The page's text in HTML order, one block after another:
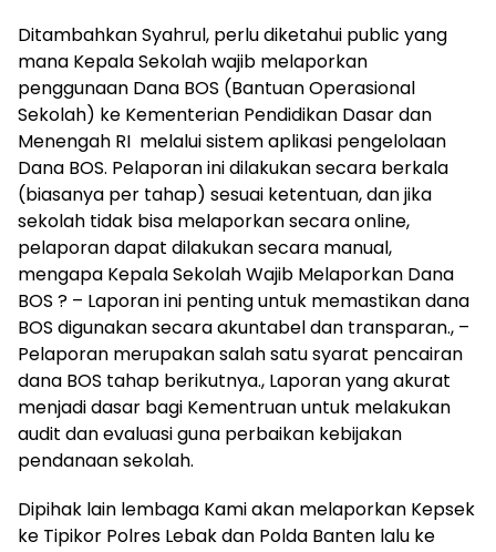
Ditambahkan Syahrul, perlu diketahui public yang
mana Kepala Sekolah wajib melaporkan
penggunaan Dana BOS (Bantuan Operasional
Sekolah) ke Kementerian Pendidikan Dasar dan
Menengah RI melalui sistem aplikasi pengelolaan
Dana BOS. Pelaporan ini dilakukan secara berkala
(biasanya per tahap) sesuai ketentuan, dan jika
sekolah tidak bisa melaporkan secara online,
pelaporan dapat dilakukan secara manual,
mengapa Kepala Sekolah Wajib Melaporkan Dana
BOS ? – Laporan ini penting untuk memastikan dana
BOS digunakan secara akuntabel dan transparan., –
Pelaporan merupakan salah satu syarat pencairan
dana BOS tahap berikutnya., Laporan yang akurat
menjadi dasar bagi Kementruan untuk melakukan
audit dan evaluasi guna perbaikan kebijakan
pendanaan sekolah.
Dipihak lain lembaga Kami akan melaporkan Kepsek
ke Tipikor Polres Lebak dan Polda Banten lalu ke